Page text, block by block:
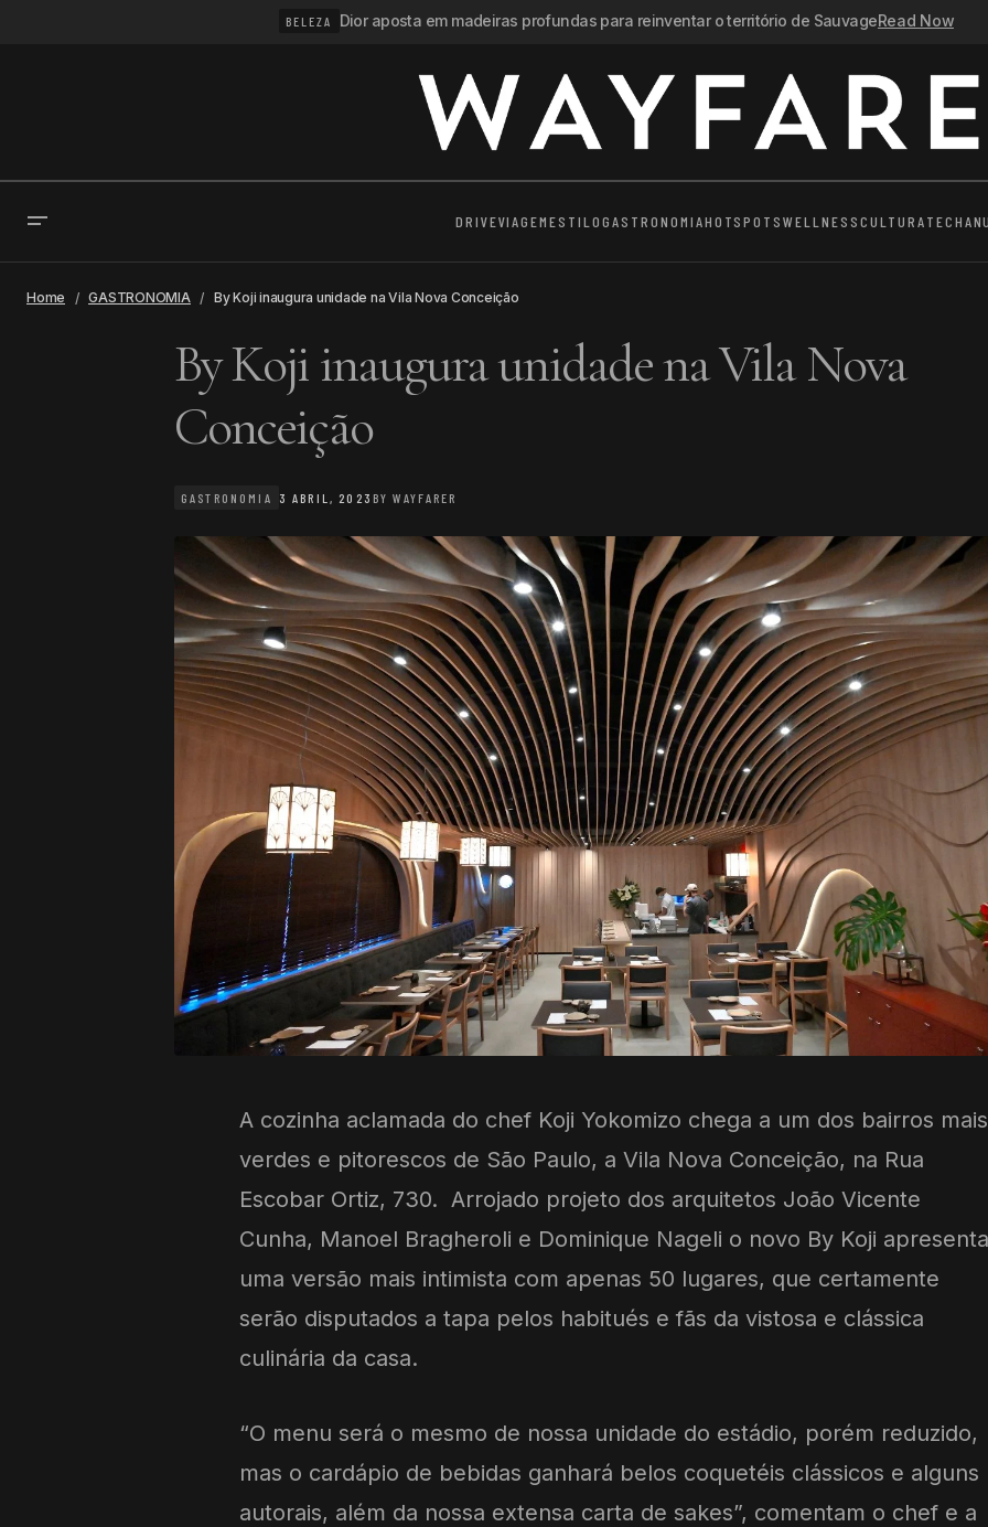
BELEZA Dior aposta em madeiras profundas para reinventar o território de SauvageRead Now
DRIVEVIAGEMESTILOGASTRONOMIAHOTSPOTSWELLNESSCULTURATECH
Home GASTRONOMIA By Koji inaugura unidade na Vila Nova Conceição
By Koji inaugura unidade na Vila Nova
Conceição
GASTRONOMIA 3 ABRIL, 2023 BY WAYFARER
A cozinha aclamada do chef Koji Yokomizo chega a um dos bairros mais
verdes e pitorescos de São Paulo, a Vila Nova Conceição, na Rua
Escobar Ortiz, 730. Arrojado projeto dos arquitetos João Vicente
Cunha, Manoel Bragheroli e Dominique Nageli o novo By Koji apresenta
uma versão mais intimista com apenas 50 lugares, que certamente
serão disputados a tapa pelos habitués e fãs da vistosa e clássica
culinária da casa.
“O menu será o mesmo de nossa unidade do estádio, porém reduzido,
mas o cardápio de bebidas ganhará belos coquetéis clássicos e alguns
autorais, além da nossa extensa carta de sakes”, comentam o chef e a